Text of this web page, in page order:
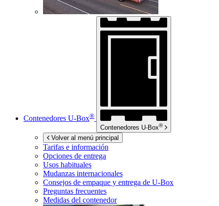
Contenedores U-Box®
Contenedores U-Box®
Volver al menú principal
Tarifas e información
Opciones de entrega
Usos habituales
Mudanzas internacionales
Consejos de empaque y entrega de U-Box
Preguntas frecuentes
Medidas del contenedor